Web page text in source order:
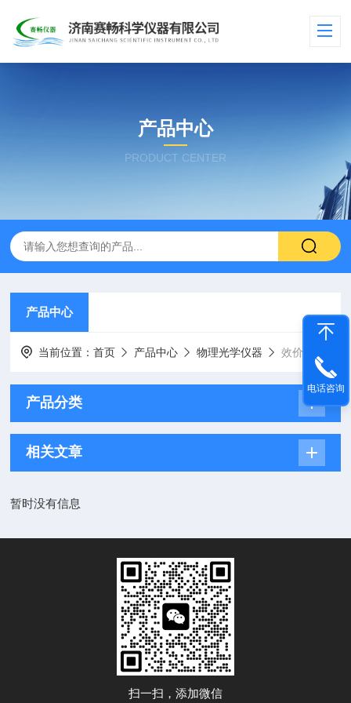
产品中心
PRODUCT CENTER
产品中心
当前位置：首页 产品中心 物理光学仪器 效价仪
产品分类
相关文章
暂时没有信息
扫一扫，添加微信
电话咨询